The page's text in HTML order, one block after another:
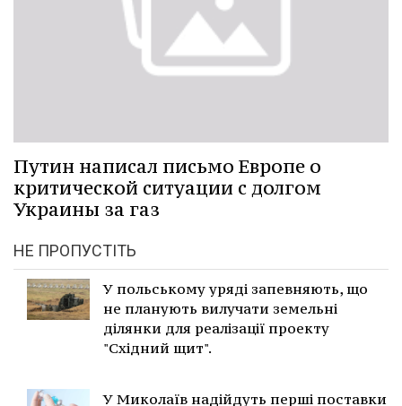
Путин написал письмо Европе о
критической ситуации с долгом
Украины за газ
НЕ ПРОПУСТІТЬ
У польському уряді запевняють, що
не планують вилучати земельні
ділянки для реалізації проекту
"Східний щит".
У Миколаїв надійдуть перші поставки